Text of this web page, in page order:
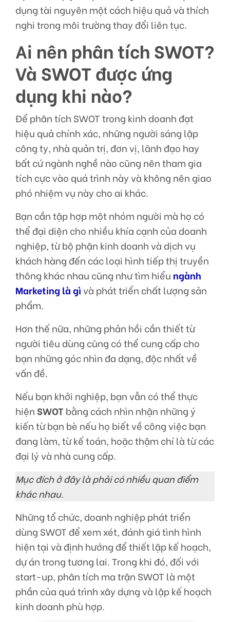
dụng tài nguyên một cách hiệu quả và thích
nghi trong môi trường thay đổi liên tục.
Ai nên phân tích SWOT?
Và SWOT được ứng
dụng khi nào?
Để phân tích SWOT trong kinh doanh đạt
hiệu quả chính xác, những người sáng lập
công ty, nhà quản trị, đơn vị, lãnh đạo hay
bất cứ ngành nghề nào cũng nên tham gia
tích cực vào quá trình này và không nên giao
phó nhiệm vụ này cho ai khác.
Bạn cần tập hợp một nhóm người mà họ có
thể đại diện cho nhiều khía cạnh của doanh
nghiệp, từ bộ phận kinh doanh và dịch vụ
khách hàng đến các loại hình tiếp thị truyền
thông khác nhau cũng như tìm hiểu ngành
Marketing là gìvà phát triển chất lượng sản
phẩm.
Hơn thế nữa, những phản hồi cần thiết từ
người tiêu dùng cũng có thể cung cấp cho
bạn những góc nhìn đa dạng, độc nhất về
vấn đề.
Nếu bạn khởi nghiệp, bạn vẫn có thể thực
hiệnSWOT bằng cách nhìn nhận những ý
kiến từ bạn bè nếu họ biết về công việc bạn
đang làm, từ kế toán, hoặc thậm chí là từ các
đại lý và nhà cung cấp.
Mục đích ở đây là phải có nhiều quan điểm
khác nhau.
Những tổ chức, doanh nghiệp phát triển
dùng SWOT để xem xét, đánh giá tình hình
hiện tại và định hướng để thiết lập kế hoạch,
dự án trong tương lai. Trong khi đó, đối với
start-up, phân tích ma trận SWOT là một
phần của quá trình xây dựng và lập kế hoạch
kinh doanh phù hợp.